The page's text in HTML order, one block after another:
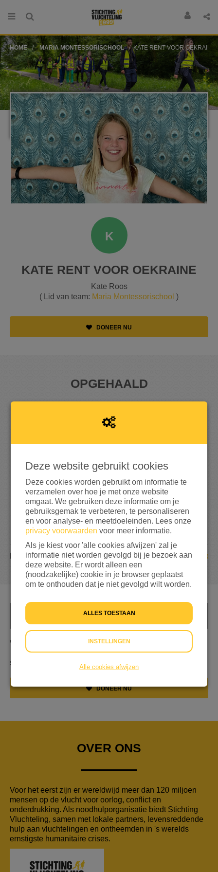
HOME MARIA MONTESSORISCHOOL KATE RENT VOOR OEKRAINE
K
KATE RENT VOOR OEKRAINE
Kate Roos
( Lid van team: Maria Montessorischool )
DONEER NU
OPGEHAALD
690% bereikt van mijn streefbedrag € 50
33
DONATIES
Wij hebben het in Nederland zo ontzettend goed.
Hopelijk kan ik mijn steentje bijdrage om de ellendige
situatie voor de mensen in Oekraïne wat te verbeteren.
DONEER NU
OVER ONS
Voor het eerst zijn er wereldwijd meer dan 120 miljoen
mensen op de vlucht voor oorlog, conflict en
onderdrukking. Als noodhulporganisatie biedt Stichting
Vluchteling, samen met lokale partners, levensreddende
hulp aan vluchtelingen en ontheemden in 's werelds
ernstigste humanitaire crises.
Deze website gebruikt cookies
Deze cookies worden gebruikt om informatie te
verzamelen over hoe je met onze website
omgaat. We gebruiken deze informatie om je
gebruiksgemak te verbeteren, te personaliseren
en voor analyse- en meetdoeleinden. Lees onze
privacy voorwaarden voor meer informatie.
Als je kiest voor 'alle cookies afwijzen' zal je
informatie niet worden gevolgd bij je bezoek aan
deze website. Er wordt alleen een
(noodzakelijke) cookie in je browser geplaatst
om te onthouden dat je niet gevolgd wilt worden.
ALLES TOESTAAN
INSTELLINGEN
Alle cookies afwijzen